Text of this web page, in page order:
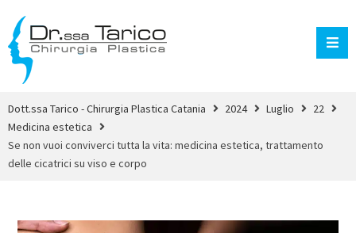
Dott.ssa Tarico - Chirurgia Plastica Catania 2024 Luglio
22
Medicina estetica
Se non vuoi conviverci tutta la vita: medicina estetica, trattamento
delle cicatrici su viso e corpo